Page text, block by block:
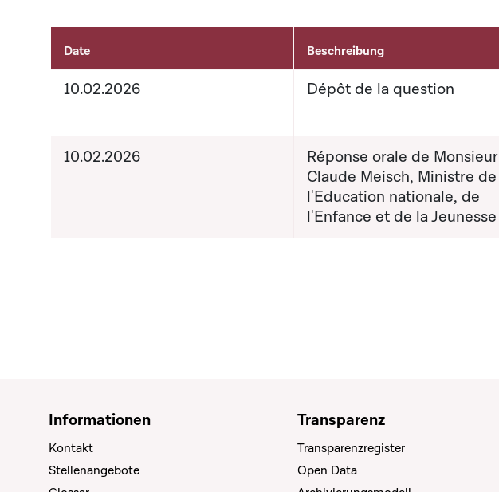
Activités sur le dossier
Date Beschreibung
10.02.2026 Dépôt de la question
10.02.2026
Réponse orale de Monsieur
Claude Meisch, Ministre de
l'Education nationale, de
l'Enfance et de la Jeunesse
Informationen
Kontakt
Stellenangebote
Transparenz
Transparenzregister
Open Data